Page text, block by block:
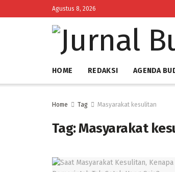
Agustus 8, 2026
HOME REDAKSI AGENDA
Home Tag Masyarakat kesulitan
Tag:Masyarakat